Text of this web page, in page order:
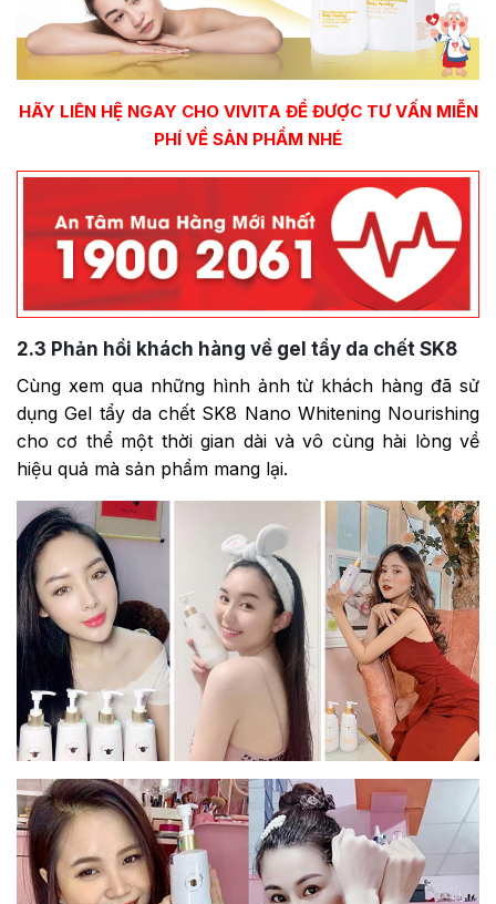
HÃY LIÊN HỆ NGAY CHO VIVITA ĐỂ ĐƯỢC TƯ VẤN MIỄN
PHÍ VỀ SẢN PHẨM NHÉ
2.3 Phản hồi khách hàng về gel tẩy da chết SK8
Cùng xem qua những hình ảnh từ khách hàng đã sử
dụng Gel tẩy da chết SK8 Nano Whitening Nourishing
cho cơ thể một thời gian dài và vô cùng hài lòng về
hiệu quả mà sản phẩm mang lại.